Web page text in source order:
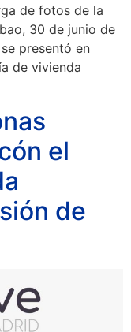
de fotos de la
30 de junio de
presentó en
de vivienda
el
de